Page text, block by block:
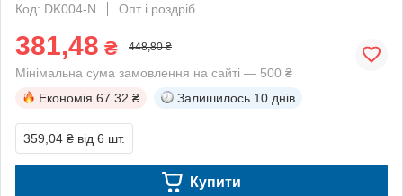
Код: DK004-N
Опт і роздріб
381,48 ₴ 448,80 ₴
Мінімальна сума замовлення на сайті — 500 ₴
Економія 67.32 ₴ Залишилось 10 днів
359,04 ₴ від 6 шт.
Купити